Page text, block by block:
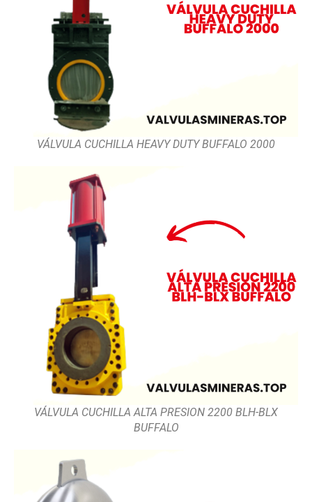
VÁLVULA CUCHILLA HEAVY DUTY BUFFALO 2000
VÁLVULA CUCHILLA ALTA PRESION 2200 BLH-BLX
BUFFALO